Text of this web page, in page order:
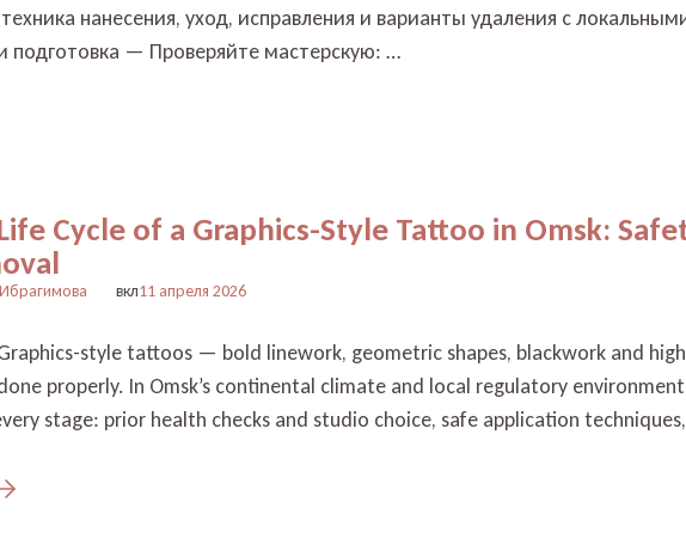
нанесения, уход, исправления и варианты удаления с
подготовка — Проверяйте мастерскую: …
Cycle of a Graphics-Style Tattoo in Omsk:
вкл11 апреля 2026
style tattoos — bold linework, geometric shapes, blackwork and
properly. In Omsk’s continental climate and local regulatory
stage: prior health checks and studio choice, safe application